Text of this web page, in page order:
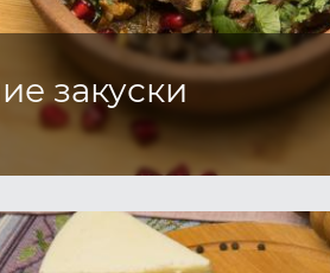
закуски